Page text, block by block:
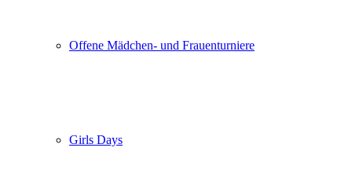
Offene Mädchen- und Frauenturniere
Girls Days